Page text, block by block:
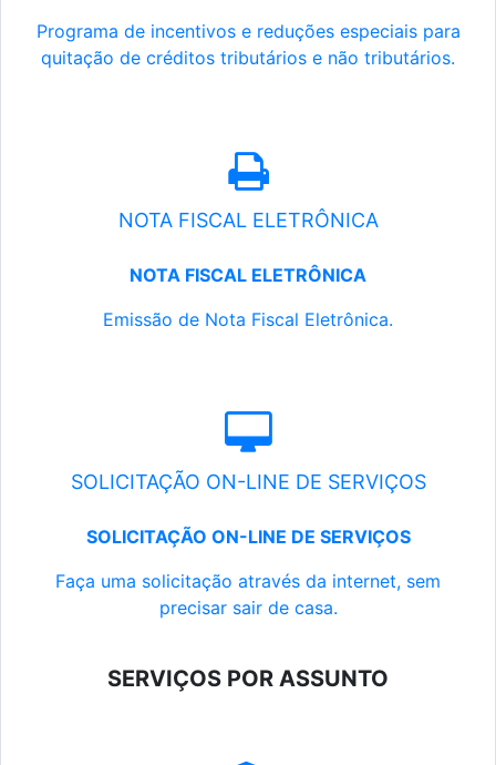
Programa de incentivos e reduções especiais para
quitação de créditos tributários e não tributários.
NOTA FISCAL ELETRÔNICA
NOTA FISCAL ELETRÔNICA
Emissão de Nota Fiscal Eletrônica.
SOLICITAÇÃO ON-LINE DE SERVIÇOS
SOLICITAÇÃO ON-LINE DE SERVIÇOS
Faça uma solicitação através da internet, sem
precisar sair de casa.
SERVIÇOS POR ASSUNTO